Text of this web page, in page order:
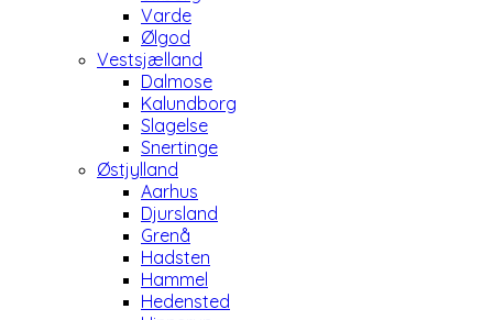
Varde
Ølgod
Vestsjælland
Dalmose
Kalundborg
Slagelse
Snertinge
Østjylland
Aarhus
Djursland
Grenå
Hadsten
Hammel
Hedensted